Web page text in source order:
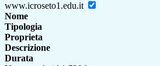
www.icroseto1.edu.it
Nome
Tipologia
Proprieta
Descrizione
Durata